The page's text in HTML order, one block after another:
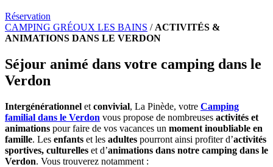
Réservation
CAMPING GRÉOUX LES BAINS / ACTIVITÉS &
ANIMATIONS DANS LE VERDON
Séjour animé dans votre camping dans le
Verdon
Intergénérationnel et convivial, La Pinède, votre Camping
familial dans le Verdon vous propose de nombreuses activités et
animations pour faire de vos vacances un moment inoubliable en
famille. Les enfants et les adultes pourront ainsi profiter d’activités
sportives, culturelles et d’animations dans notre camping dans le
Verdon. Vous trouverez notamment :